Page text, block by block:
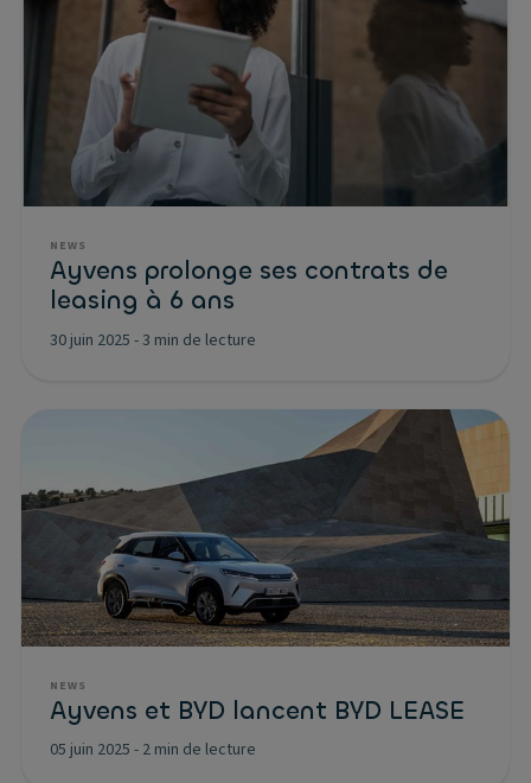
NEWS
Ayvens prolonge ses contrats de
leasing à 6 ans
30 juin 2025 -3 min de lecture
NEWS
Ayvens et BYD lancent BYD LEASE
05 juin 2025 - 2 min de lecture